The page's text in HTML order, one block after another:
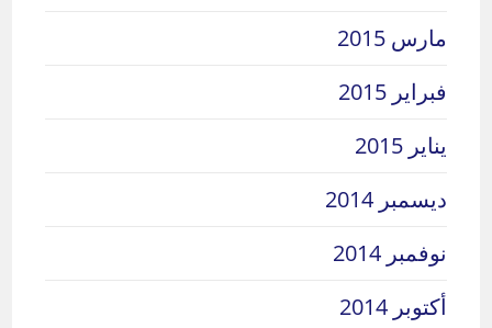
مارس 2015
فبراير 2015
يناير 2015
ديسمبر 2014
نوفمبر 2014
أكتوبر 2014